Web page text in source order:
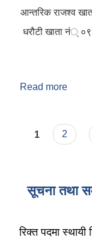
आन्तरिक राजश्व
धरौटी खाता नं्
Read more
Pages
1 2
सूचना तथा
रिक्त पदमा